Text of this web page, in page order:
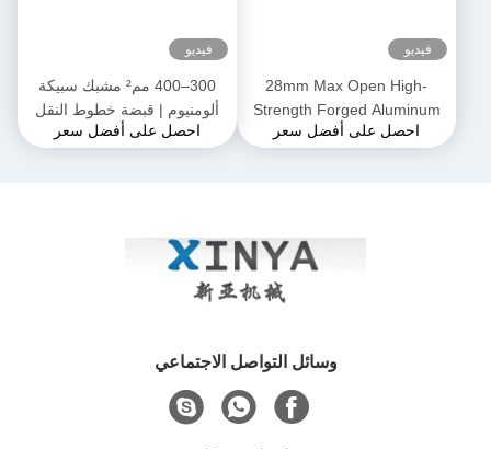
28mm Max Open High-
Strength
Alloy Come-Along Clamp معأفضل سعر
300–400 مم² مشبك سبيكة
ألومنيوم | قبضة خطوط النقل
لموصلات ACSR و AAAC
احصل على أفضل سعر
وسائل التواصل الاجتماعي